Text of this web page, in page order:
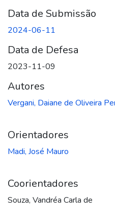
Data de Submissão
2024-06-11
Data de Defesa
2023-11-09
Autores
Vergani, Daiane de Oliveira
Orientadores
Madi, José Mauro
Coorientadores
Souza, Vandréa Carla de